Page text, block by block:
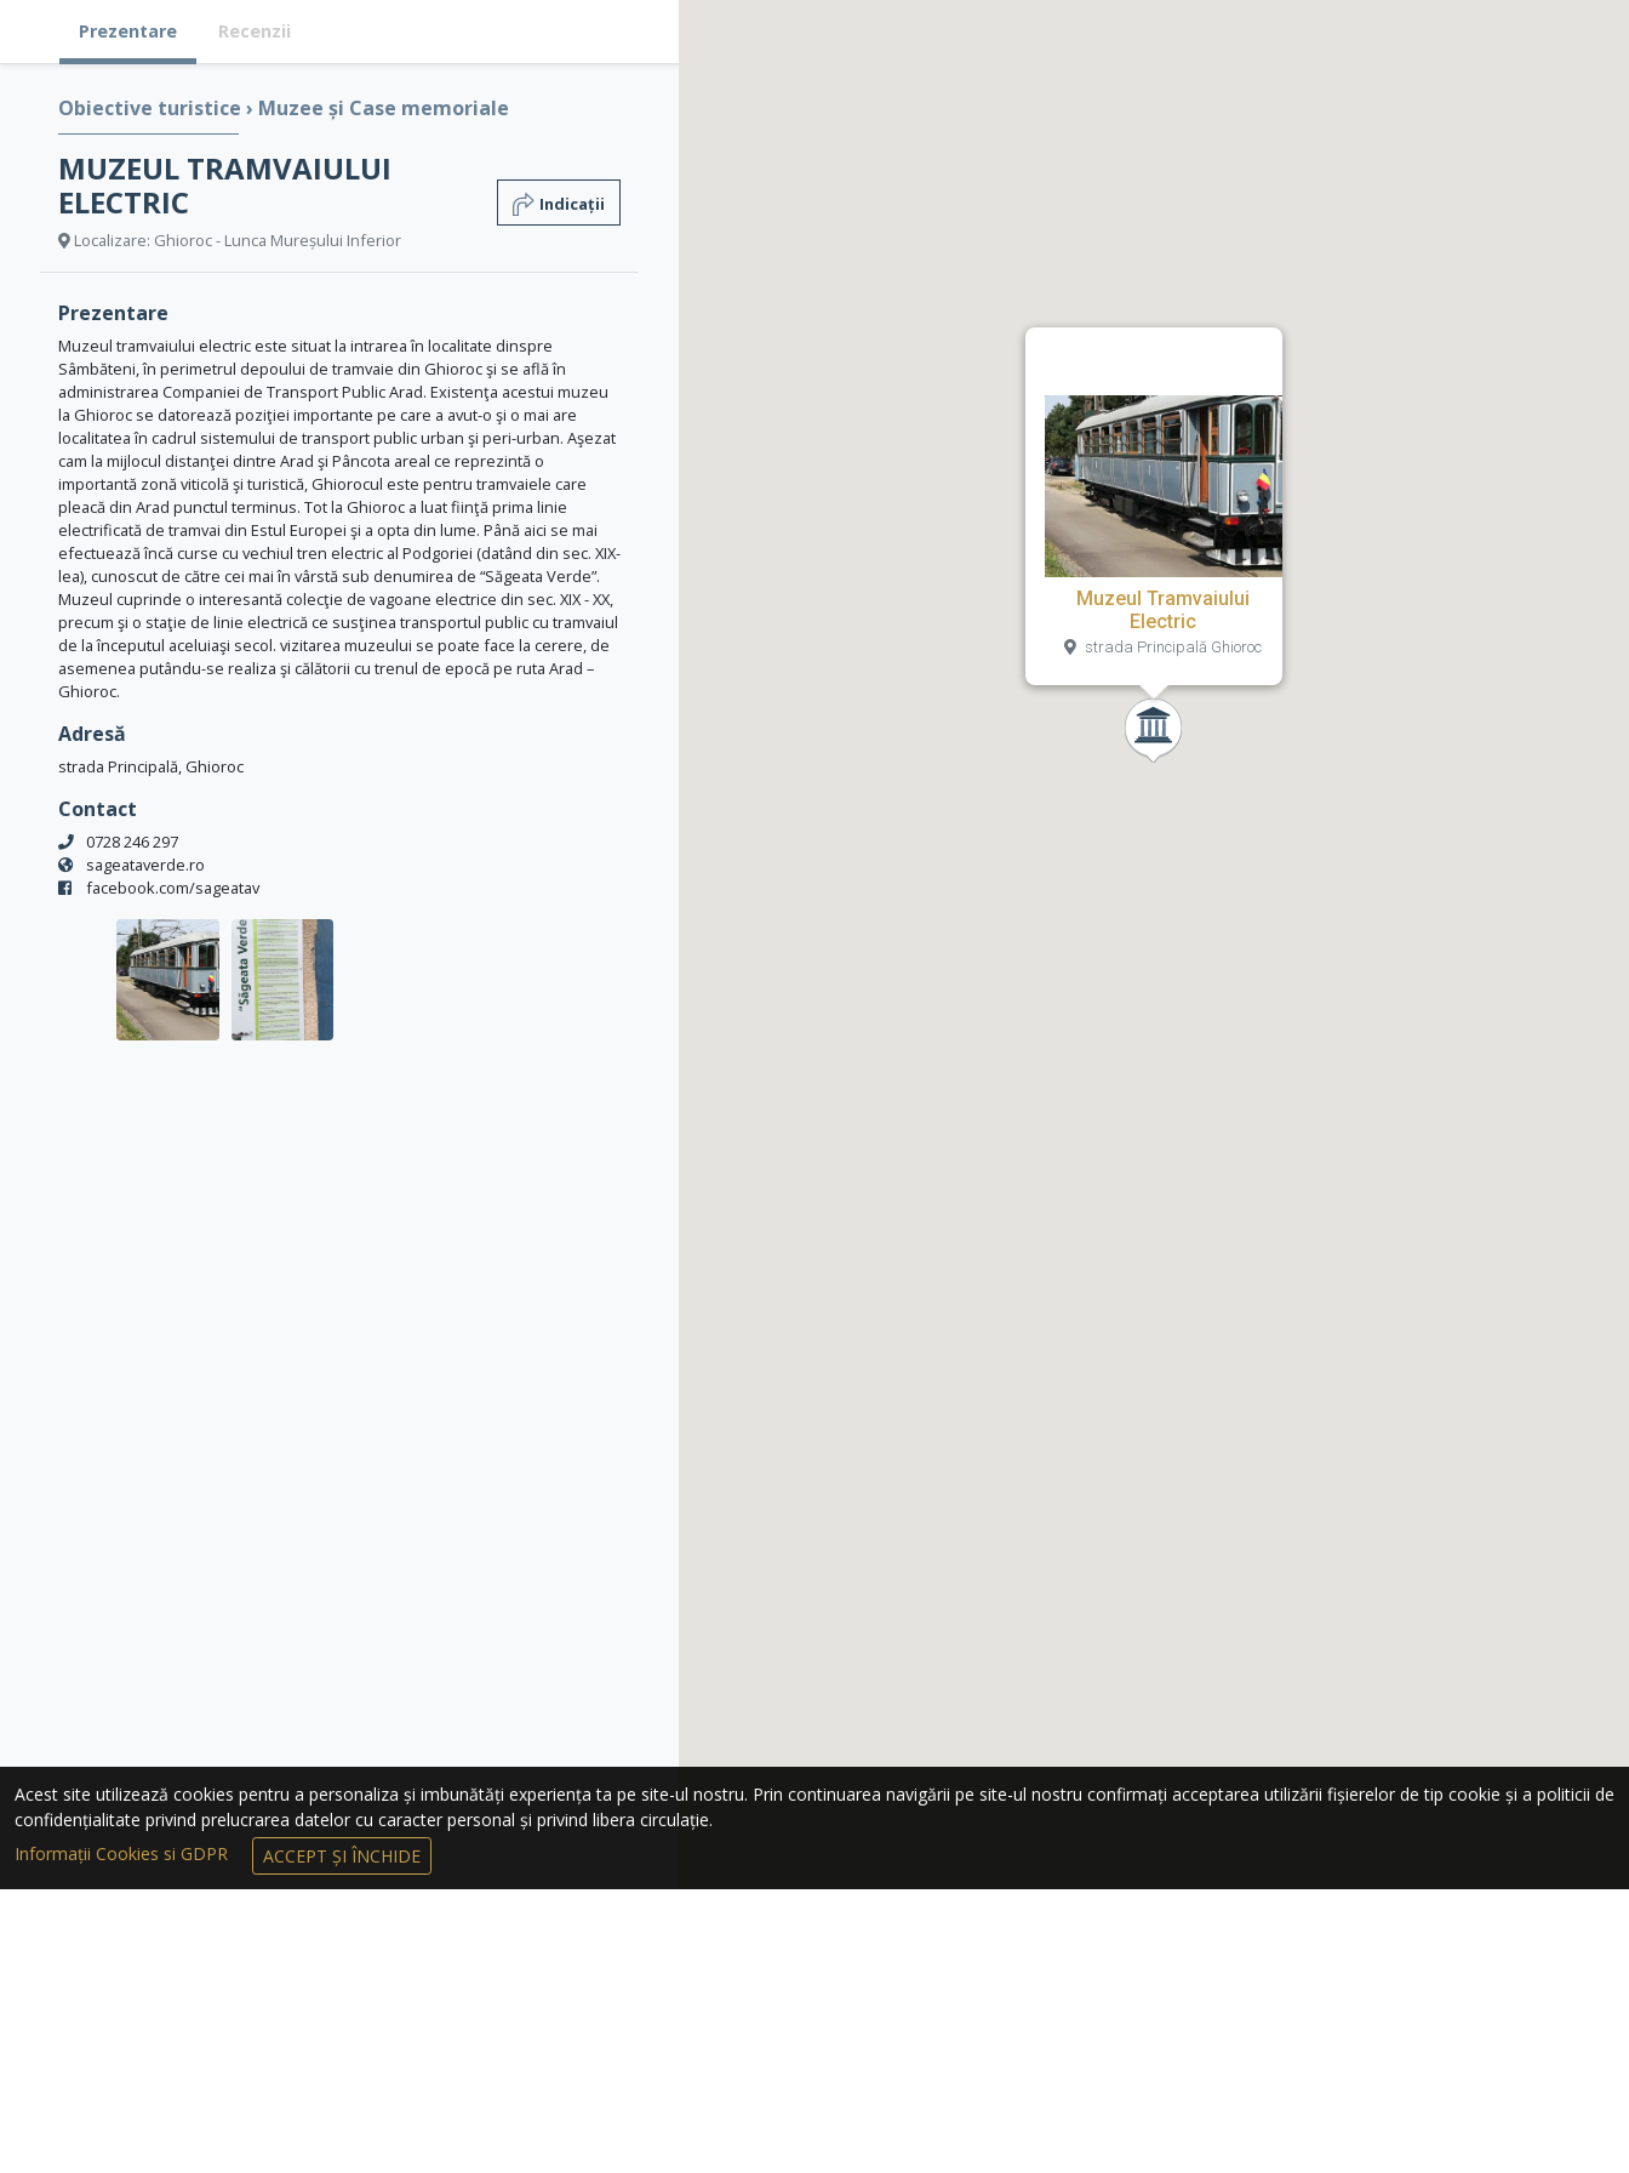
Prezentare Recenzii
Obiective turistice › Muzee și Case memoriale
MUZEUL TRAMVAIULUI
ELECTRIC
Localizare: Ghioroc - Lunca Mureșului Inferior
Indicații
Prezentare
Muzeul tramvaiului electric este situat la intrarea în localitate dinspre
Sâmbăteni, în perimetrul depoului de tramvaie din Ghioroc şi se află în
administrarea Companiei de Transport Public Arad. Existenţa acestui muzeu
la Ghioroc se datorează poziţiei importante pe care a avut-o şi o mai are
localitatea în cadrul sistemului de transport public urban şi peri-urban. Aşezat
cam la mijlocul distanţei dintre Arad şi Pâncota areal ce reprezintă o
importantă zonă viticolă şi turistică, Ghiorocul este pentru tramvaiele care
pleacă din Arad punctul terminus. Tot la Ghioroc a luat fiinţă prima linie
electrificată de tramvai din Estul Europei şi a opta din lume. Până aici se mai
efectuează încă curse cu vechiul tren electric al Podgoriei (datând din sec. XIX-
lea), cunoscut de către cei mai în vârstă sub denumirea de “Săgeata Verde”.
Muzeul cuprinde o interesantă colecţie de vagoane electrice din sec. XIX - XX,
precum şi o staţie de linie electrică ce susţinea transportul public cu tramvaiul
de la începutul aceluiaşi secol. vizitarea muzeului se poate face la cerere, de
asemenea putându-se realiza şi călătorii cu trenul de epocă pe ruta Arad –
Ghioroc.
Adresă
strada Principală, Ghioroc
Contact
0728 246 297
sageataverde.ro
facebook.com/sageatav
Muzeul Tramvaiului
Electric
strada Principală Ghioroc
Acest site utilizează cookies pentru a personaliza și imbunătăți experiența ta pe site-ul nostru. Prin continuarea navigării pe site-ul nostru confirmați acceptarea utilizării fișierelor de tip cookie și a politicii de
confidențialitate privind prelucrarea datelor cu caracter personal și privind libera circulație.
Informații Cookies si GDPR
ACCEPT ȘI ÎNCHIDE